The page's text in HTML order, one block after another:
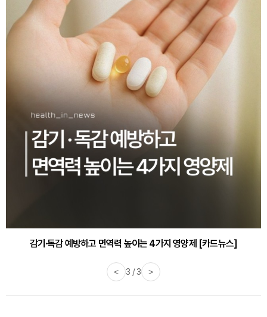
감기·독감 예방하고 면역력 높이는 4가지 영양제 [카드뉴스]
< 3 / 3 >